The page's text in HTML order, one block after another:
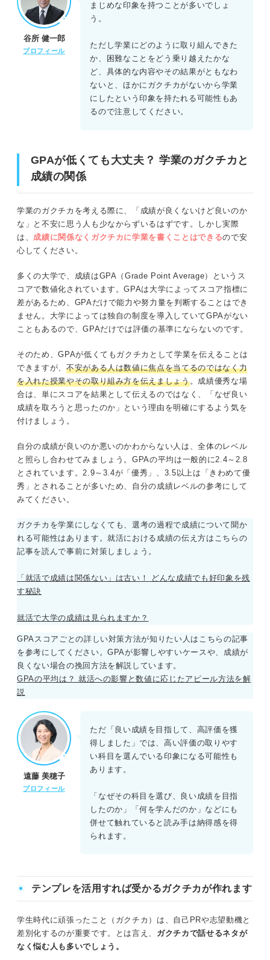
谷所 健一郎
プロフィール
まじめな印象を持つことが多いでしょ
う。
ただし学業にどのように取り組んできた
か、困難なことをどう乗り越えたかな
ど、具体的な内容やその結果がともなわ
ないと、ほかにガクチカがないから学業
にしたという印象を持たれる可能性もあ
るので注意してください。
GPAが低くても大丈夫？ 学業のガクチカと
成績の関係
学業のガクチカを考える際に、「成績が良くないけど良いのか
な」と不安に思う人も少なからずいるはずです。しかし実際
は、 成績に関係なくガクチカに学業を書くことはできるので安
心してください。
多くの大学で、成績はGPA（Grade Point Average）というス
コアで数値化されています。GPAは大学によってスコア指標に
差があるため、GPAだけで能力や努力量を判断することはでき
ません。大学によっては独自の制度を導入していてGPAがない
こともあるので、GPAだけでは評価の基準にならないのです。
そのため、GPAが低くてもガクチカとして学業を伝えることは
できますが、 不安がある人は数値に焦点を当てるのではなく力
を入れた授業やその取り組み方を伝えましょう。成績優秀な場
合は、単にスコアを結果として伝えるのではなく、「なぜ良い
成績を取ろうと思ったのか」という理由を明確にするよう気を
付けましょう。
自分の成績が良いのか悪いのかわからない人は、全体のレベル
と照らし合わせてみましょう。GPAの平均は一般的に2.4～2.8
とされています。2.9～3.4が「優秀」、3.5以上は「きわめて優
秀」とされることが多いため、自分の成績レベルの参考にして
みてください。
ガクチカを学業にしなくても、選考の過程で成績について聞か
れる可能性はあります。就活における成績の伝え方はこちらの
記事を読んで事前に対策しましょう。
「就活で成績は関係ない」は古い！ どんな成績でも好印象を残
す秘訣
就活で大学の成績は見られますか？
GPAスコアごとの詳しい対策方法が知りたい人はこちらの記事
を参考にしてください。GPAが影響しやすいケースや、成績が
良くない場合の挽回方法を解説しています。
GPAの平均は？ 就活への影響と数値に応じたアピール方法を解
説
遠藤 美穂子
プロフィール
ただ「良い成績を目指して、高評価を獲
得しました」では、高い評価の取りやす
い科目を選んでいる印象になる可能性も
あります。
「なぜその科目を選び、良い成績を目指
したのか」「何を学んだのか」などにも
併せて触れていると読み手は納得感を得
られます。
テンプレを活用すれば受かるガクチカが作れます
学生時代に頑張ったこと（ガクチカ）は、自己PRや志望動機と
差別化するのが重要です。とは言え、 ガクチカで話せるネタが
なく悩む人も多いでしょう。